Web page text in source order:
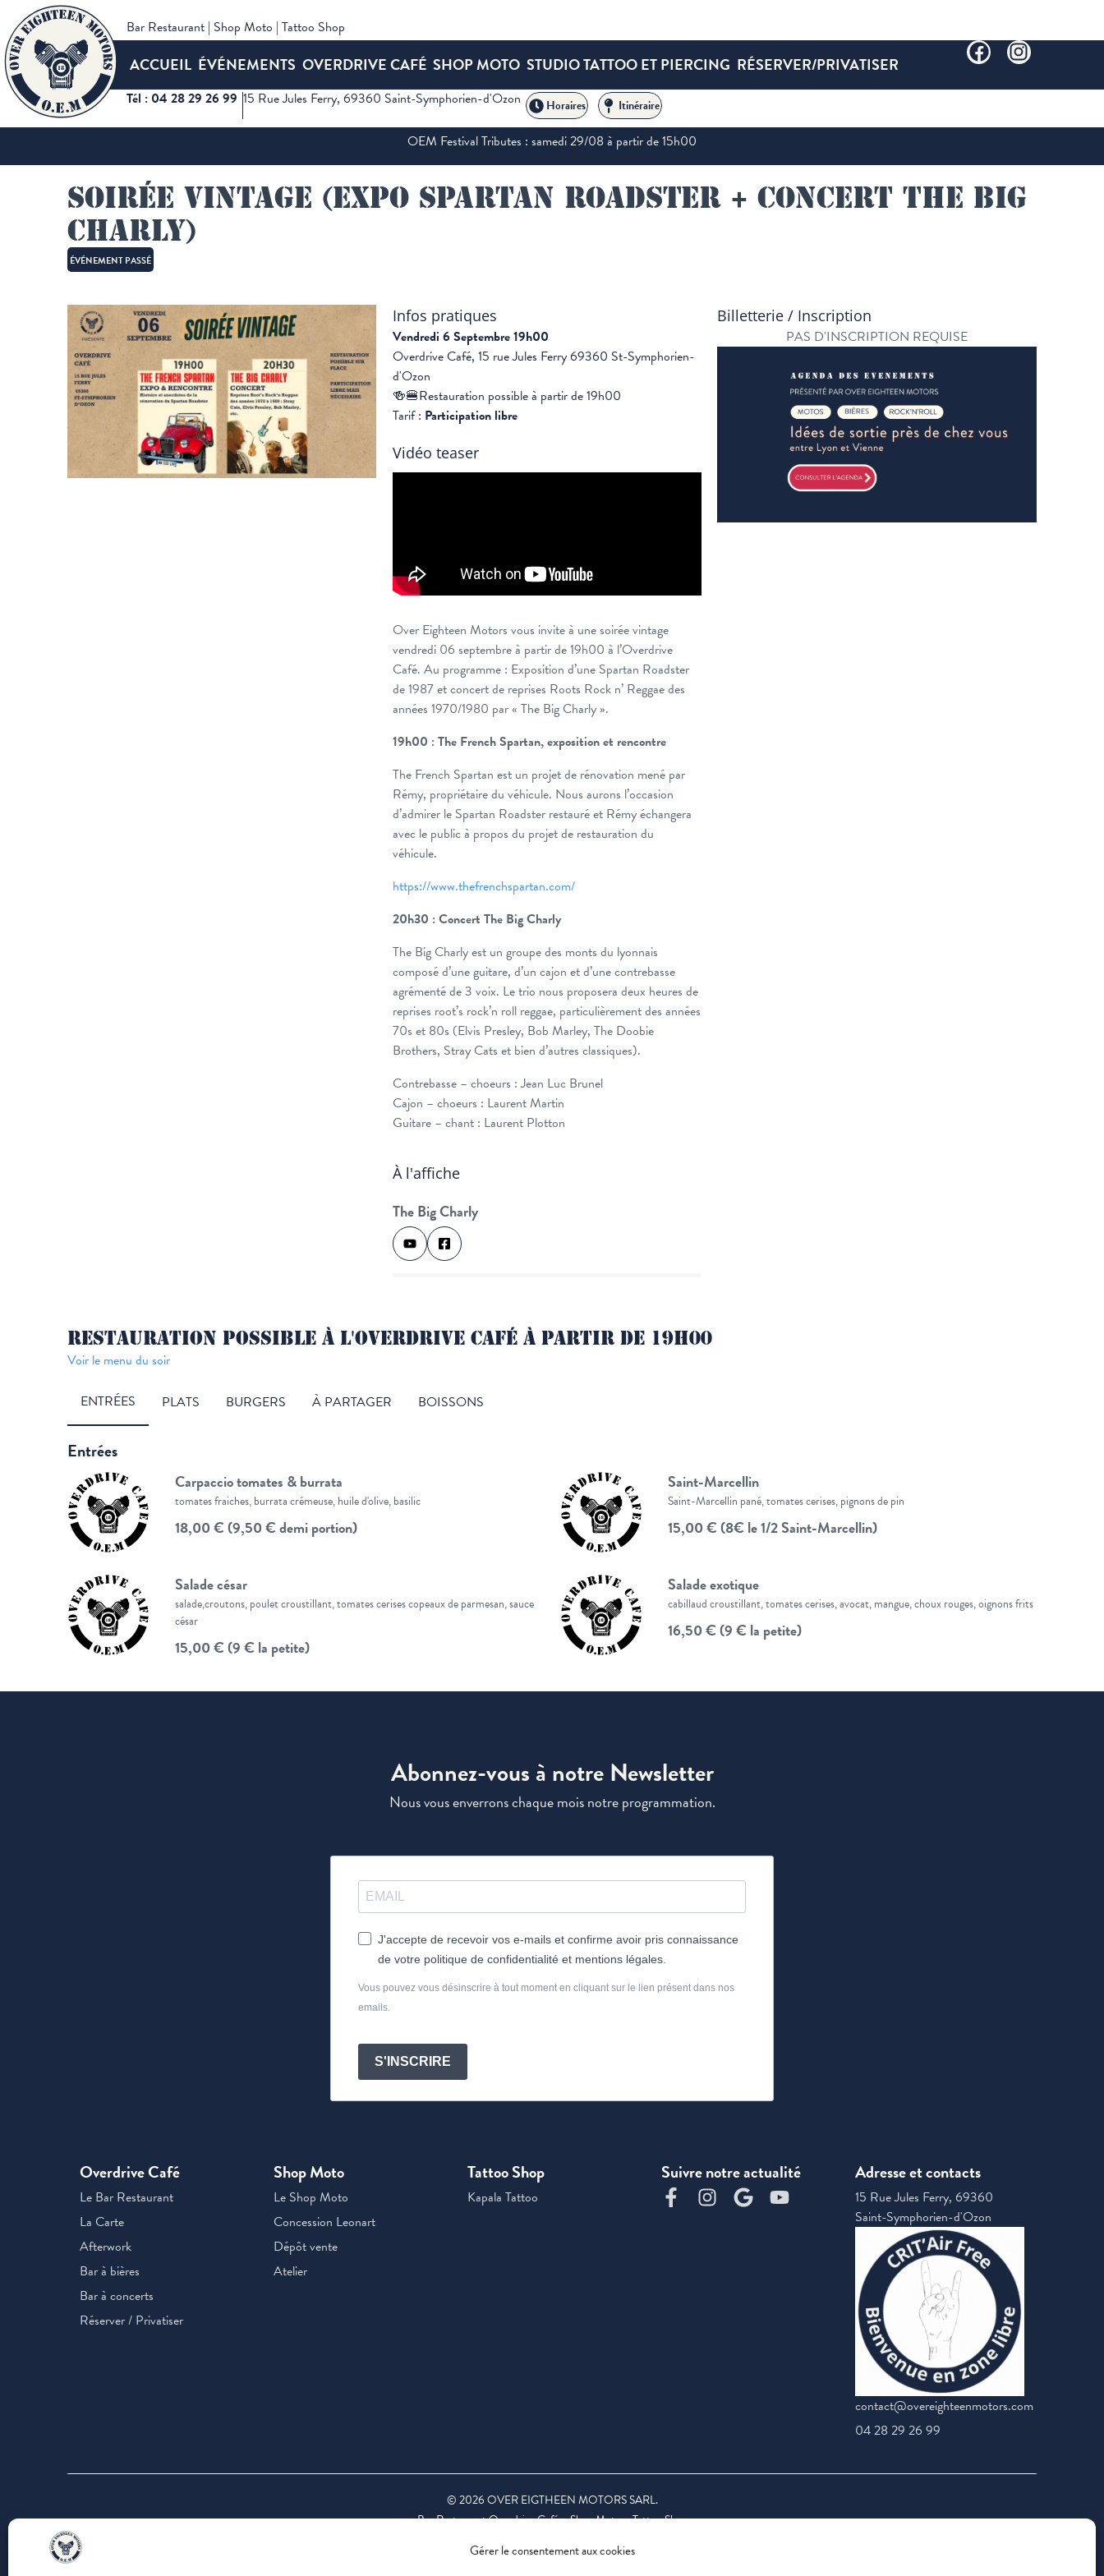
Gérer le consentement aux cookies
Bar Restaurant | Shop Moto | Tattoo Shop
ACCUEIL ÉVÉNEMENTS OVERDRIVE CAFÉ SHOP MOTO STUDIO TATTOO ET PIERCING RÉSERVER/PRIVATISER
Tél : 04 28 29 26 99 15 Rue Jules Ferry, 69360 Saint-Symphorien-d'Ozon Horaires Itinéraire
Accueil Événements Soirée vintage (expo Spartan Roadster + concert The Big Charly)
OEM Festival Tributes : samedi 29/08 à partir de 15h00
Soirée vintage (expo Spartan Roadster + concert The Big
Charly)
ÉVÉNEMENT PASSÉ
Infos pratiques
Vendredi 6 Septembre 19h00
Overdrive Café, 15 rue Jules Ferry 69360 St-Symphorien-
d'Ozon
🍻🍔Restauration possible à partir de 19h00
Tarif : Participation libre
Vidéo teaser
Over Eighteen Motors vous invite à une soirée vintage
vendredi 06 septembre à partir de 19h00 à l’Overdrive
Café. Au programme : Exposition d’une Spartan Roadster
de 1987 et concert de reprises Roots Rock n’ Reggae des
années 1970/1980 par « The Big Charly ».
19h00 : The French Spartan, exposition et rencontre
The French Spartan est un projet de rénovation mené par
Rémy, propriétaire du véhicule. Nous aurons l’occasion
d’admirer le Spartan Roadster restauré et Rémy échangera
avec le public à propos du projet de restauration du
véhicule.
https://www.thefrenchspartan.com/
20h30 : Concert The Big Charly
The Big Charly est un groupe des monts du lyonnais
composé d’une guitare, d’un cajon et d’une contrebasse
agrémenté de 3 voix. Le trio nous proposera deux heures de
reprises root’s rock’n roll reggae, particulièrement des années
70s et 80s (Elvis Presley, Bob Marley, The Doobie
Brothers, Stray Cats et bien d’autres classiques).
Contrebasse – choeurs : Jean Luc Brunel
Cajon – choeurs : Laurent Martin
Guitare – chant : Laurent Plotton
À l'affiche
The Big Charly
Billetterie / Inscription
PAS D'INSCRIPTION REQUISE
RESTAURATION POSSIBLE À L'OVERDRIVE CAFÉ À PARTIR DE 19H00
Voir le menu du soir
ENTRÉES PLATS BURGERS À PARTAGER BOISSONS
Entrées
Carpaccio tomates & burrata
tomates fraiches, burrata crémeuse, huile d'olive, basilic
18,00 € (9,50 € demi portion)
Saint-Marcellin
Saint-Marcellin pané, tomates cerises, pignons de pin
15,00 € (8€ le 1/2 Saint-Marcellin)
Salade césar
salade,croutons, poulet croustillant, tomates cerises copeaux de parmesan, sauce
césar
15,00 € (9 € la petite)
Salade exotique
cabillaud croustillant, tomates cerises, avocat, mangue, choux rouges, oignons frits
16,50 € (9 € la petite)
Abonnez-vous à notre Newsletter
Nous vous enverrons chaque mois notre programmation.
J'accepte de recevoir vos e-mails et confirme avoir pris connaissance
de votre politique de confidentialité et mentions légales.
Vous pouvez vous désinscrire à tout moment en cliquant sur le lien présent dans nos
emails.
S'INSCRIRE
Overdrive Café
Le Bar Restaurant
La Carte
Afterwork
Bar à bières
Bar à concerts
Réserver / Privatiser
Shop Moto
Le Shop Moto
Concession Leonart
Dépôt vente
Atelier
Tattoo Shop
Kapala Tattoo
Suivre notre actualité Adresse et contacts
15 Rue Jules Ferry, 69360
Saint-Symphorien-d'Ozon
contact@overeighteenmotors.com
04 28 29 26 99
©2026OVER EIGTHEEN MOTORS SARL.
Bar Restaurant Overdrive Café – Shop Moto – Tattoo Shop